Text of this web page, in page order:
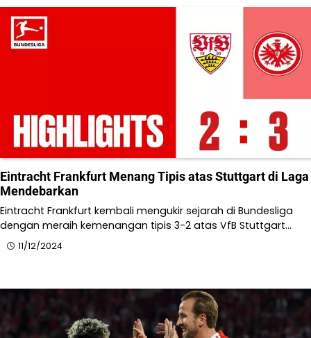
Eintracht Frankfurt Menang Tipis atas Stuttgart di Laga
Mendebarkan
​Eintracht Frankfurt kembali mengukir sejarah di Bundesliga
dengan meraih kemenangan tipis 3-2 atas VfB Stuttgart…
11/12/2024